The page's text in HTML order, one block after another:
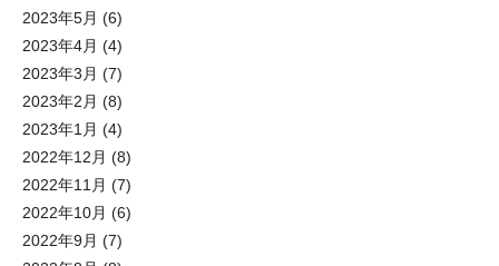
2023年5月 (6)
2023年4月 (4)
2023年3月 (7)
2023年2月 (8)
2023年1月 (4)
2022年12月 (8)
2022年11月 (7)
2022年10月 (6)
2022年9月 (7)